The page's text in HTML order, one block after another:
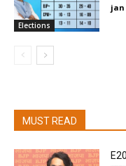
Elections
MUST READ